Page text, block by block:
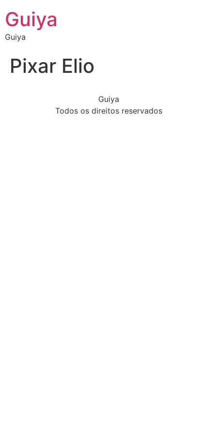
Guiya
Guiya
Pixar Elio
Guiya
Todos os direitos reservados